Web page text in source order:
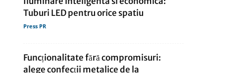
Tuburi LED pentru orice spatiu
Press PR
Funcționalitate fără compromisuri:
alege confecții metalice de la